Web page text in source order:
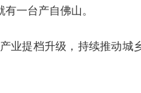
一台产自佛山。
提档升级，持续推动城